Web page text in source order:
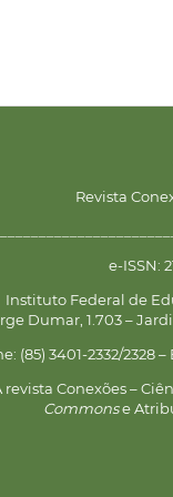
Revista
e-ISSN:
Instituto Federal de
Dumar, 1.703 –
(85) 3401-2332/2328
revista Conexões –
Commonse